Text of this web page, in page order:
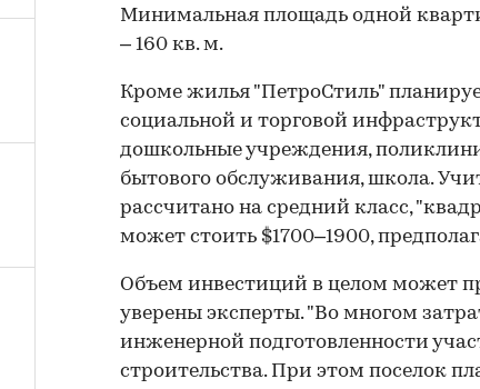
Минимальная площадь одной
– 160 кв. м.
Кроме жилья "ПетроСтиль"
социальной и торговой
дошкольные учреждения,
бытового обслуживания, школа.
рассчитано на средний класс,
может стоить $1700–1900,
Объем инвестиций в целом может
уверены эксперты. "Во многом
инженерной подготовленности
строительства. При этом поселок